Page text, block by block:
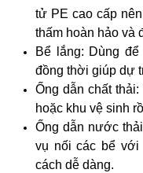
tử PE cao cấp
thấm hoàn hảo và
Bể lắng: Dùng
đồng thời giúp dự
Ống dẫn chất
hoặc khu vệ sinh
Ống dẫn nước
vụ nối các bể với
cách dễ dàng.